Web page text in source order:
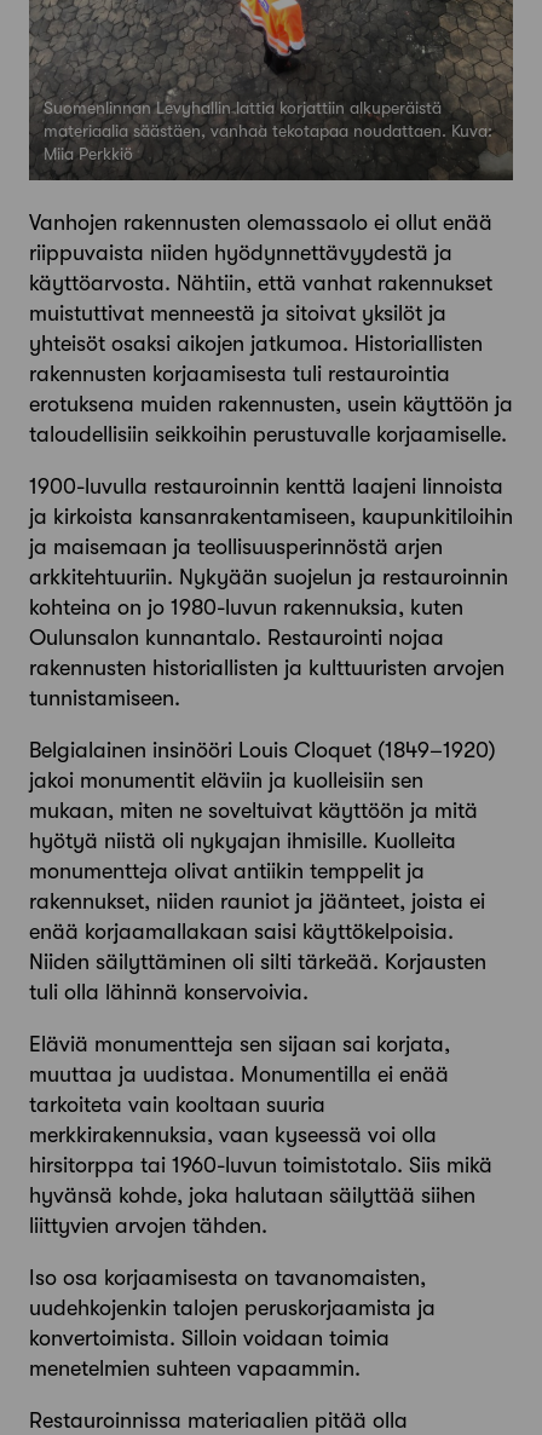
Suomenlinnan Levyhallin lattia korjattiin alkuperäistä
materiaalia säästäen, vanhaa tekotapaa noudattaen. Kuva:
Miia Perkkiö
Vanhojen rakennusten olemassaolo ei ollut enää
riippuvaista niiden hyödynnettävyydestä ja
käyttöarvosta. Nähtiin, että vanhat rakennukset
muistuttivat menneestä ja sitoivat yksilöt ja
yhteisöt osaksi aikojen jatkumoa. Historiallisten
rakennusten korjaamisesta tuli restaurointia
erotuksena muiden rakennusten, usein käyttöön ja
taloudellisiin seikkoihin perustuvalle korjaamiselle.
1900-luvulla restauroinnin kenttä laajeni linnoista
ja kirkoista kansanrakentamiseen, kaupunkitiloihin
ja maisemaan ja teollisuusperinnöstä arjen
arkkitehtuuriin. Nykyään suojelun ja restauroinnin
kohteina on jo 1980-luvun rakennuksia, kuten
Oulunsalon kunnantalo. Restaurointi nojaa
rakennusten historiallisten ja kulttuuristen arvojen
tunnistamiseen.
Belgialainen insinööri Louis Cloquet (1849–1920)
jakoi monumentit eläviin ja kuolleisiin sen
mukaan, miten ne soveltuivat käyttöön ja mitä
hyötyä niistä oli nykyajan ihmisille. Kuolleita
monumentteja olivat antiikin temppelit ja
rakennukset, niiden rauniot ja jäänteet, joista ei
enää korjaamallakaan saisi käyttökelpoisia.
Niiden säilyttäminen oli silti tärkeää. Korjausten
tuli olla lähinnä konservoivia.
Eläviä monumentteja sen sijaan sai korjata,
muuttaa ja uudistaa. Monumentilla ei enää
tarkoiteta vain kooltaan suuria
merkkirakennuksia, vaan kyseessä voi olla
hirsitorppa tai 1960-luvun toimistotalo. Siis mikä
hyvänsä kohde, joka halutaan säilyttää siihen
liittyvien arvojen tähden.
Iso osa korjaamisesta on tavanomaisten,
uudehkojenkin talojen peruskorjaamista ja
konvertoimista. Silloin voidaan toimia
menetelmien suhteen vapaammin.
Restauroinnissa materiaalien pitää olla